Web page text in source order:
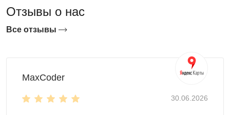
Принимая решение о покупке, обратите внимание на
место эксплуатации. Вы сможете использовать
контейнер в любом месте:
на строительных площадках
на АЗС
Отзывы о нас
Все отзывы
MaxCoder
30.06.2026